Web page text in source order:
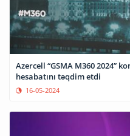
Azercell “GSMA M360 2024”
hesabatını təqdim etdi
16-05-2024